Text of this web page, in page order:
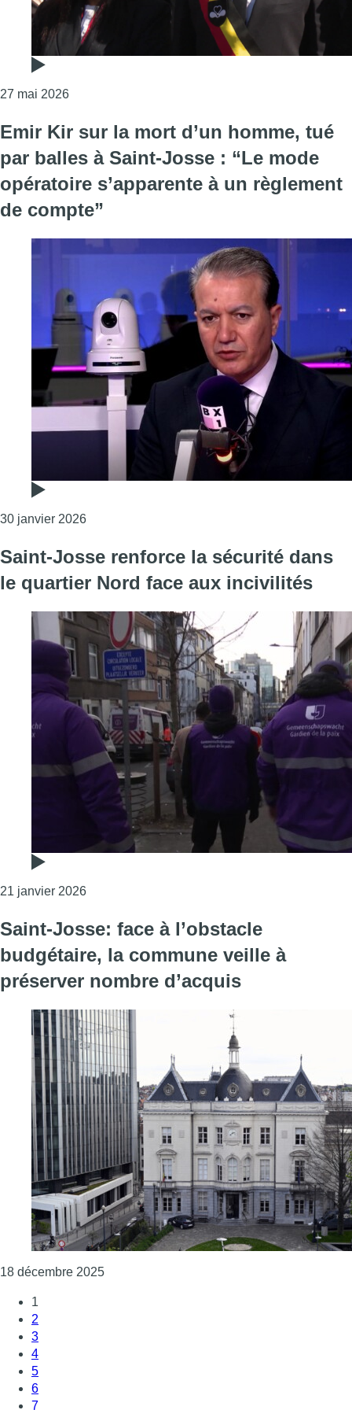
27 mai 2026Consulter l'article "Le gouvernement bruxellois
Emir Kir sur la mort d’un homme, tué
par balles à Saint-Josse : “Le mode
opératoire s’apparente à un règlement
de compte”
30 janvier 2026Consulter l'article "Emir Kir sur la mort d’un
Saint-Josse renforce la sécurité dans
le quartier Nord face aux incivilités
21 janvier 2026Consulter l'article "Saint-Josse renforce la
Saint-Josse: face à l’obstacle
budgétaire, la commune veille à
préserver nombre d’acquis
18 décembre 2025Consulter l'article "Saint-Josse: face à
1
2
3
4
5
6
7